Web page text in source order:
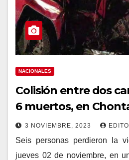
NACIONALES
Colisión entre dos
6 muertos, en
3 NOVIEMBRE, 2023
Seis personas perdieron la
jueves 02 de noviembre, en